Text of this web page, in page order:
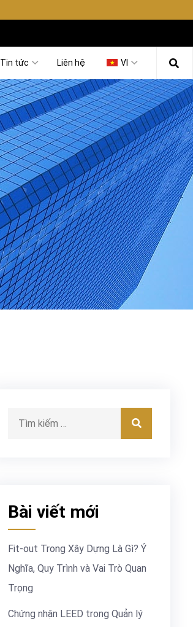
Tin tức Liên hệ VI
Tìm kiếm
Tìm kiếm
Bài viết mới
Fit-out Trong Xây Dựng Là Gì? Ý
Nghĩa, Quy Trình và Vai Trò Quan
Trọng
Chứng nhận LEED trong Quản lý